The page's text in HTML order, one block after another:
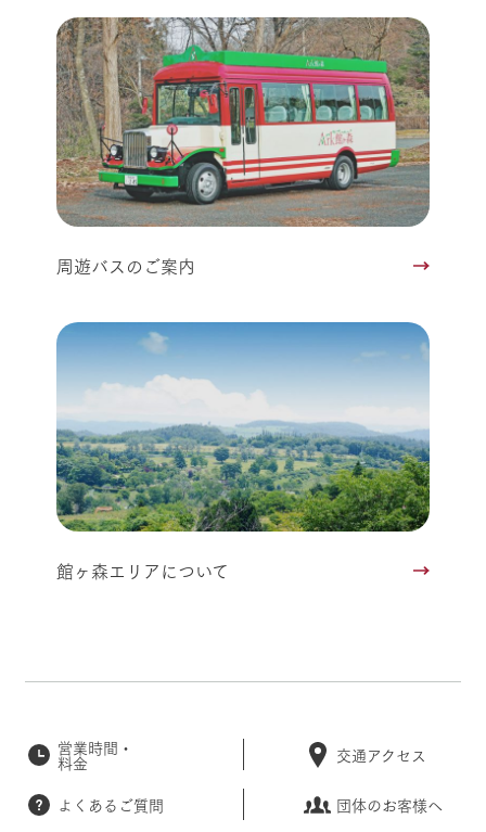
周遊バスのご案内
館ヶ森エリアについて
営業時間・
料金 交通アクセス
よくあるご質問
団体のお客様へ